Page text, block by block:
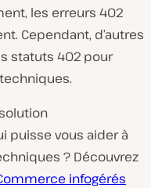
les erreurs 402
Cependant, d’autres
statuts 402 pour
puisse vous aider à
? Découvrez
infogérés